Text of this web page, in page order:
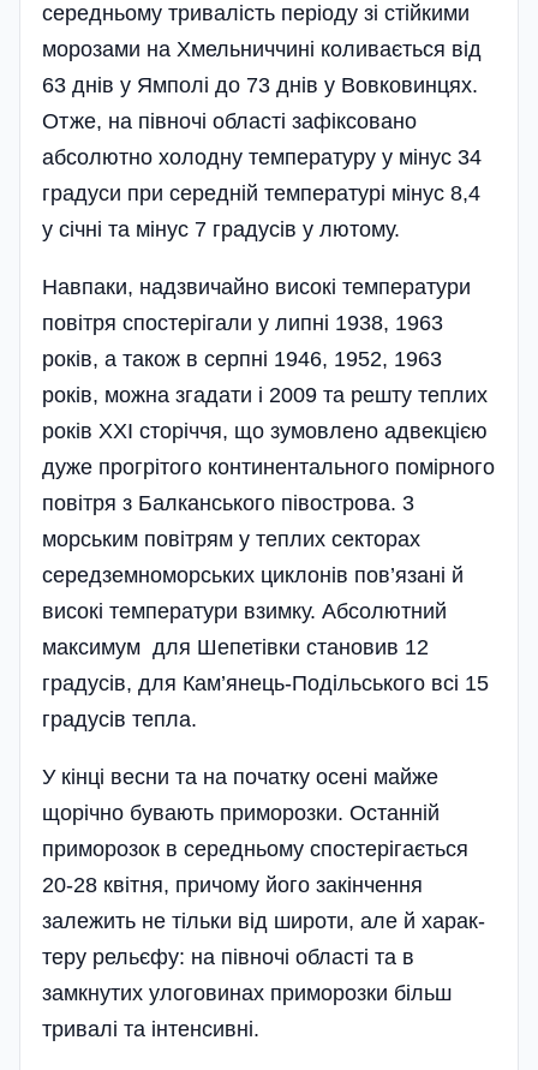
середньому тривалість періоду зі стійкими
морозами на Хмельниччині коливається від
63 днів у Ямполі до 73 днів у Вовковинцях.
Отже, на півночі області зафіксовано
абсолютно холодну температуру у мінус 34
градуси при середній температурі мінус 8,4
у січні та мінус 7 градусів у лютому.
Навпаки, надзвичайно високі температури
повітря спостерігали у липні 1938, 1963
років, а також в серпні 1946, 1952, 1963
років, можна згадати і 2009 та решту теплих
років XXI сторіччя, що зумовлено адвекцією
дуже прогрітого континентального помірного
повітря з Балканського півострова. 3
морським повітрям у теплих секторах
середземноморських циклонів пов’язані й
високі температури взимку. Абсолютний
максимум для Шепетівки становив 12
градусів, для Кам’янець-Подільського всі 15
градусів тепла.
У кінці весни та на початку осені майже
щорічно бувають примо­розки. Останній
приморозок в середньому спостерігається
20-28 квітня, причому його закінчення
залежить не тільки від широти, але й харак­
теру рельєфу: на півночі області та в
замкнутих улоговинах приморозки більш
тривалі та інтенсивні.